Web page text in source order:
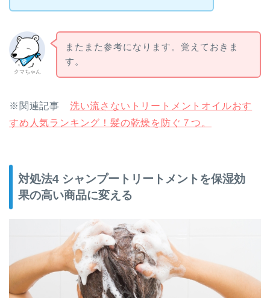
クマちゃん
またまた参考になります。覚えておきま
す。
※関連記事 洗い流さないトリートメントオイルおす
すめ人気ランキング！髪の乾燥を防ぐ７つ。
対処法4 シャンプートリートメントを保湿効
果の高い商品に変える